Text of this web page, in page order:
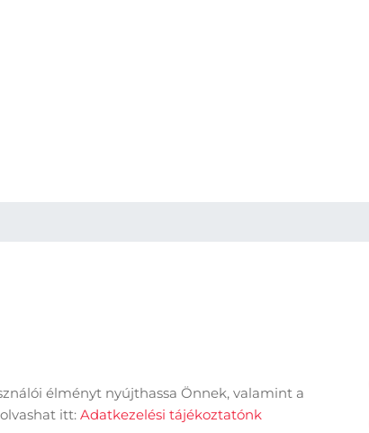
Impresszum Sütik kezelése
élményt nyújthassa Önnek, valamint a
itt: Adatkezelési tájékoztatónk